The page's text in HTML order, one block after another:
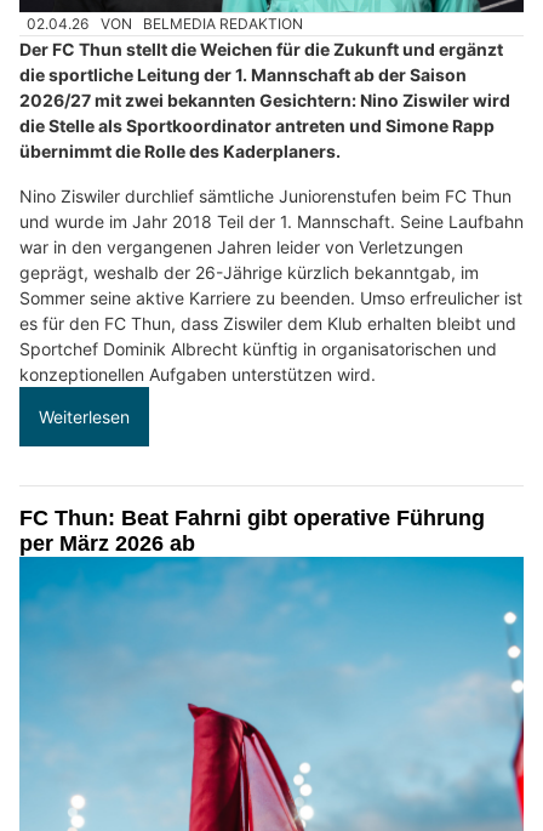
02.04.26 VON BELMEDIA REDAKTION
Der FC Thun stellt die Weichen für die Zukunft und ergänzt
die sportliche Leitung der 1. Mannschaft ab der Saison
2026/27 mit zwei bekannten Gesichtern: Nino Ziswiler wird
die Stelle als Sportkoordinator antreten und Simone Rapp
übernimmt die Rolle des Kaderplaners.
Nino Ziswiler durchlief sämtliche Juniorenstufen beim FC Thun
und wurde im Jahr 2018 Teil der 1. Mannschaft. Seine Laufbahn
war in den vergangenen Jahren leider von Verletzungen
geprägt, weshalb der 26-Jährige kürzlich bekanntgab, im
Sommer seine aktive Karriere zu beenden. Umso erfreulicher ist
es für den FC Thun, dass Ziswiler dem Klub erhalten bleibt und
Sportchef Dominik Albrecht künftig in organisatorischen und
konzeptionellen Aufgaben unterstützen wird.
Weiterlesen
FC Thun: Beat Fahrni gibt operative Führung
per März 2026 ab